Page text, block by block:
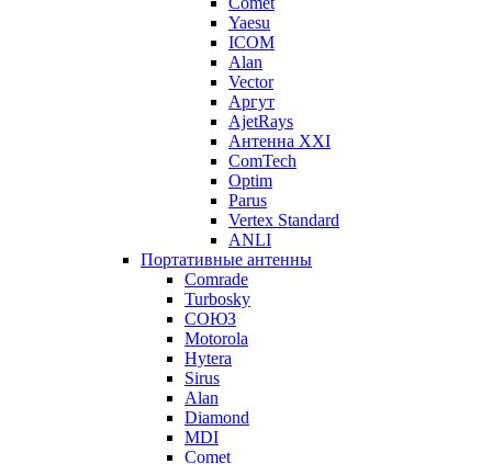
Yaesu
ICOM
Alan
Vector
Аргут
AjetRays
Антенна XXI
ComTech
Optim
Parus
Vertex Standard
ANLI
Портативные антенны
Comrade
Turbosky
СОЮЗ
Motorola
Hytera
Sirus
Alan
Diamond
MDI
Comet